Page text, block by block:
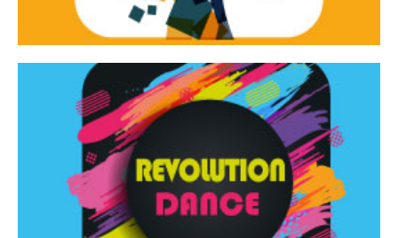
Revolution Dance
Rassegna di danza contemporanea – I Edizione